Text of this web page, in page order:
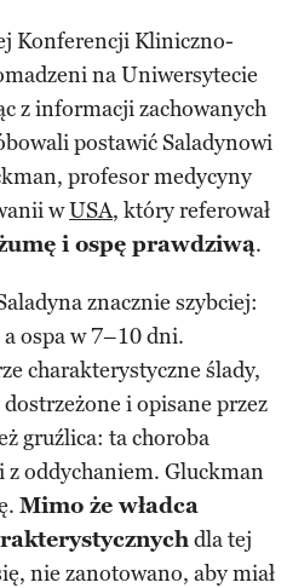
Konferencji Kliniczno-
na Uniwersytecie
z informacji zachowanych
postawić Saladynowi
profesor medycyny
wUSA, który referował
i ospę prawdziwą.
znacznie szybciej:
ospa w 7–10 dni.
charakterystyczne ślady,
i opisane przez
gruźlica: ta choroba
z oddychaniem. Gluckman
Mimo że władca
dla tej
nie zanotowano, aby miał